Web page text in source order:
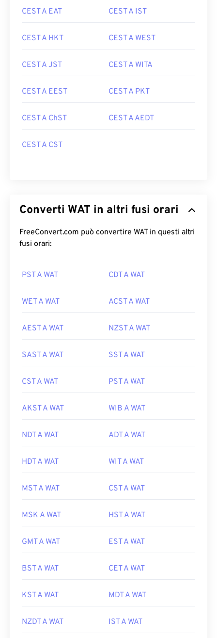
CEST A EAT CEST A IST
CEST A HKT CEST A WEST
CEST A JST CEST A WITA
CEST A EEST CEST A PKT
CEST A ChST CEST A AEDT
CEST A CST
Converti WAT in altri fusi orari
FreeConvert.com può convertire WAT in questi altri
fusi orari:
PST A WAT CDT A WAT
WET A WAT ACST A WAT
AEST A WAT NZST A WAT
SAST A WAT SST A WAT
CST A WAT PST A WAT
AKST A WAT WIB A WAT
NDT A WAT ADT A WAT
HDT A WAT WIT A WAT
MST A WAT CST A WAT
MSK A WAT HST A WAT
GMT A WAT EST A WAT
BST A WAT CET A WAT
KST A WAT MDT A WAT
NZDT A WAT IST A WAT